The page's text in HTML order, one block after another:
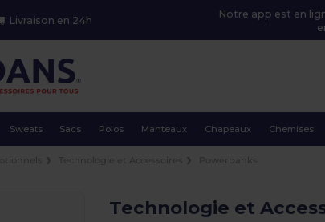
Livraison en 24h
Notre app est en
Sweats Sacs Polos Manteaux Chapeaux Chemises
Technologie et